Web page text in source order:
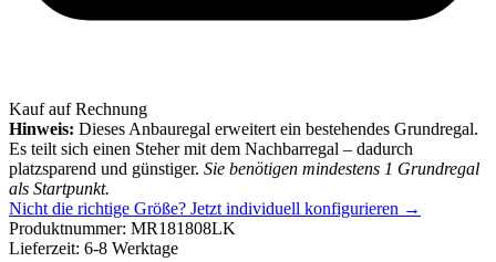
Kauf auf Rechnung
Hinweis: Dieses Anbauregal erweitert ein bestehendes Grundregal.
Es teilt sich einen Steher mit dem Nachbarregal – dadurch
platzsparend und günstiger. Sie benötigen mindestens 1 Grundregal
als Startpunkt.
Nicht die richtige Größe? Jetzt individuell konfigurieren →
Produktnummer: MR181808LK
Lieferzeit: 6-8 Werktage